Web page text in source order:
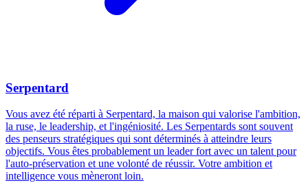
Serpentard
Vous avez été réparti à Serpentard, la maison qui valorise l'ambition,
la ruse, le leadership, et l'ingéniosité. Les Serpentards sont souvent
des penseurs stratégiques qui sont déterminés à atteindre leurs
objectifs. Vous êtes probablement un leader fort avec un talent pour
l'auto-préservation et une volonté de réussir. Votre ambition et
intelligence vous mèneront loin.